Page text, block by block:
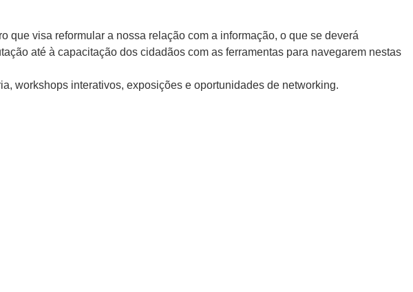
que visa reformular a nossa relação com a informação, o que se deverá
até à capacitação dos cidadãos com as ferramentas para navegarem nestas
workshops interativos, exposições e oportunidades de networking.